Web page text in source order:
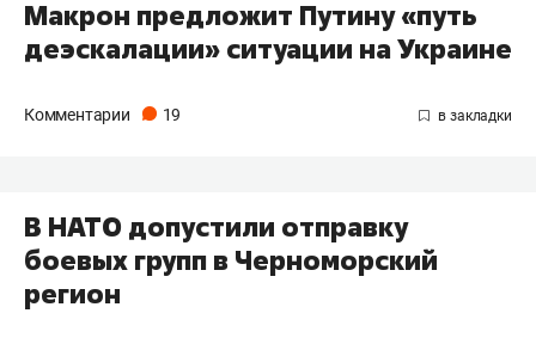
Макрон предложит Путину «путь
деэскалации» ситуации на Украине
Комментарии 19
В НАТО допустили отправку
боевых групп в Черноморский
регион